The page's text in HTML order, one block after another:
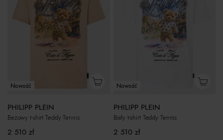
Nowość
PHILIPP PLEIN
Beżowy t-shirt Teddy Tennis
2 510 zł
Nowość
PHILIPP PLEIN
Biały t-shirt Teddy Tennis
2 510 zł